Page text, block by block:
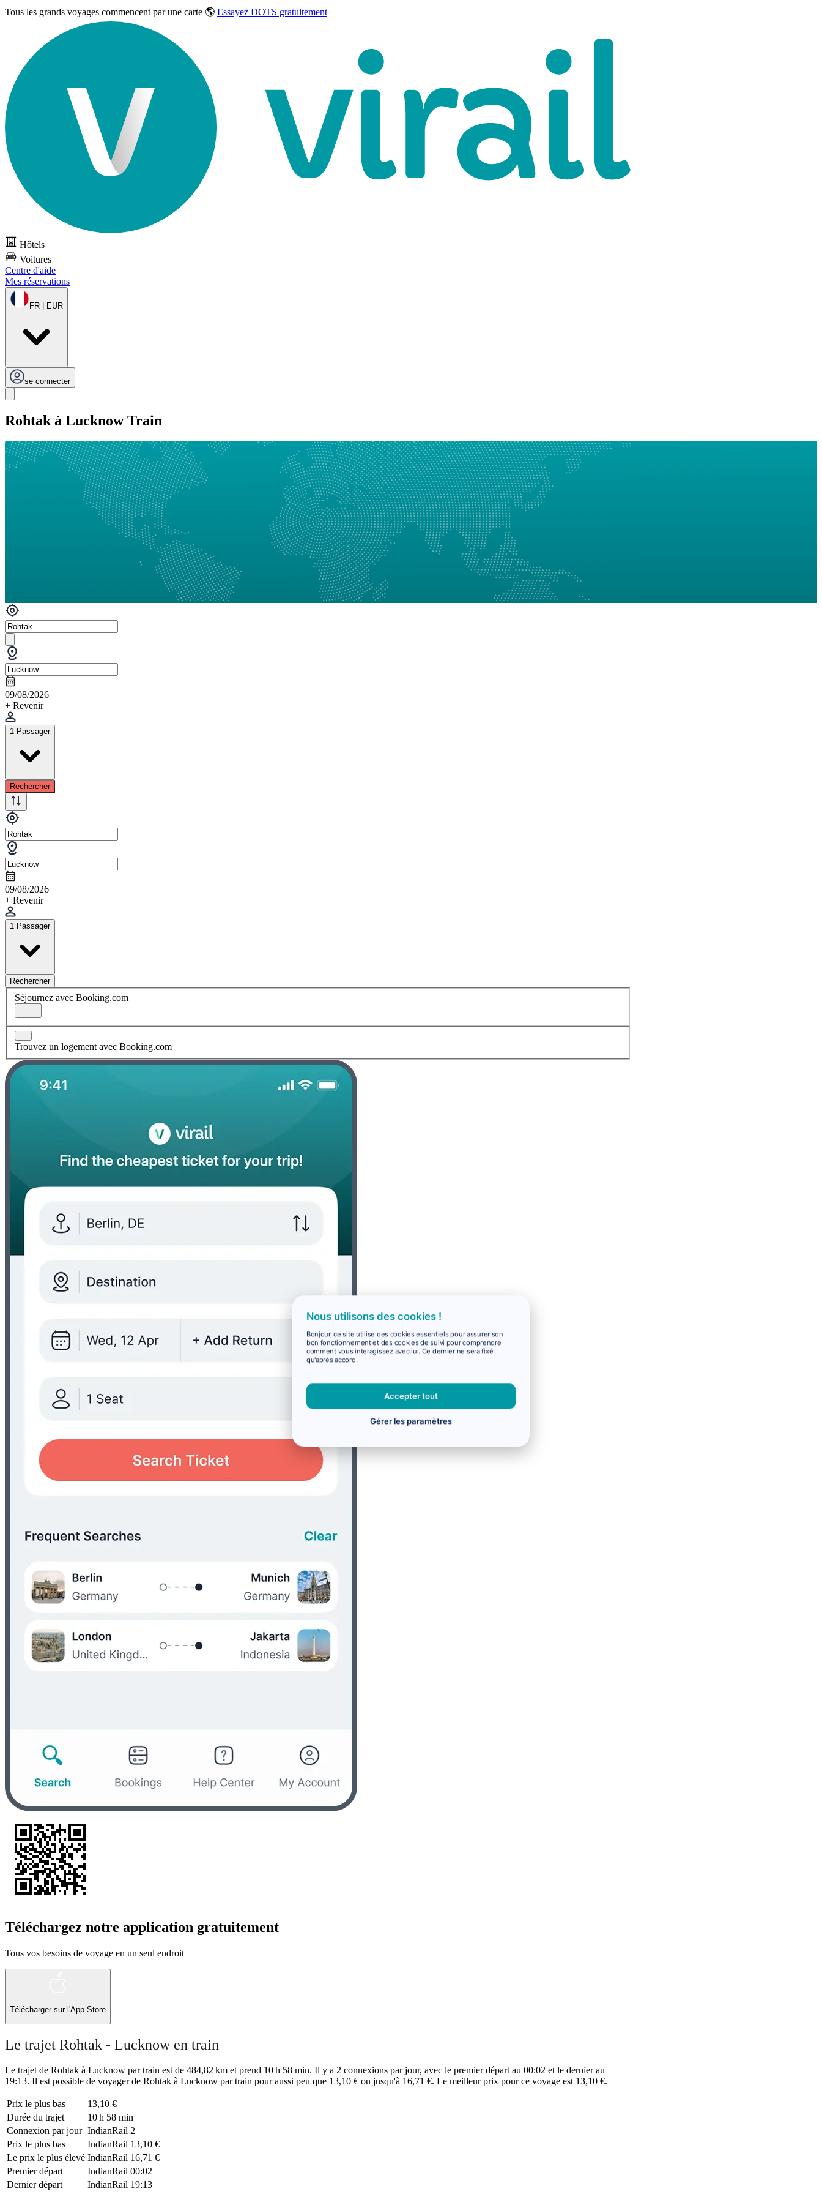
Tous les grands voyages commencent par une carte 🌎 Essayez DOTS gratuitement
Hôtels
Voitures
Centre d'aide
Mes réservations
FR | EUR
se connecter
Rohtak à Lucknow Train
09/08/2026
+ Revenir
1 Passager
Rechercher
09/08/2026
+ Revenir
1 Passager
Rechercher
Séjournez avec Booking.com
Trouvez un logement avec Booking.com
Téléchargez notre application gratuitement
Tous vos besoins de voyage en un seul endroit
Télécharger sur l'App Store
Le trajet Rohtak - Lucknow en train
Le trajet de Rohtak à Lucknow par train est de 484,82 km et prend 10 h 58 min. Il y a 2 connexions par jour, avec le premier départ au 00:02 et le dernier au
19:13. Il est possible de voyager de Rohtak à Lucknow par train pour aussi peu que 13,10 € ou jusqu'à 16,71 €. Le meilleur prix pour ce voyage est 13,10 €.
Prix ​​le plus bas
13,10 €
Durée du trajet
10 h 58 min
Connexion par jour IndianRail 2
Prix ​​le plus bas
IndianRail 13,10 €
Le prix le plus élevé IndianRail 16,71 €
Premier départ
IndianRail 00:02
Dernier départ
IndianRail 19:13
Nous utilisons des cookies !
Bonjour, ce site utilise des cookies essentiels pour assurer son
bon fonctionnement et des cookies de suivi pour comprendre
comment vous interagissez avec lui. Ce dernier ne sera fixé
qu'après accord.
Accepter tout
Gérer les paramètres